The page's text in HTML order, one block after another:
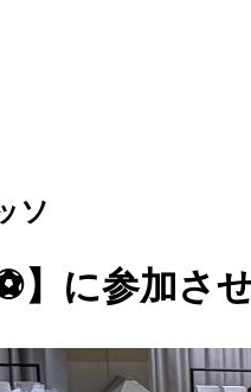
ソ
】に参加さ